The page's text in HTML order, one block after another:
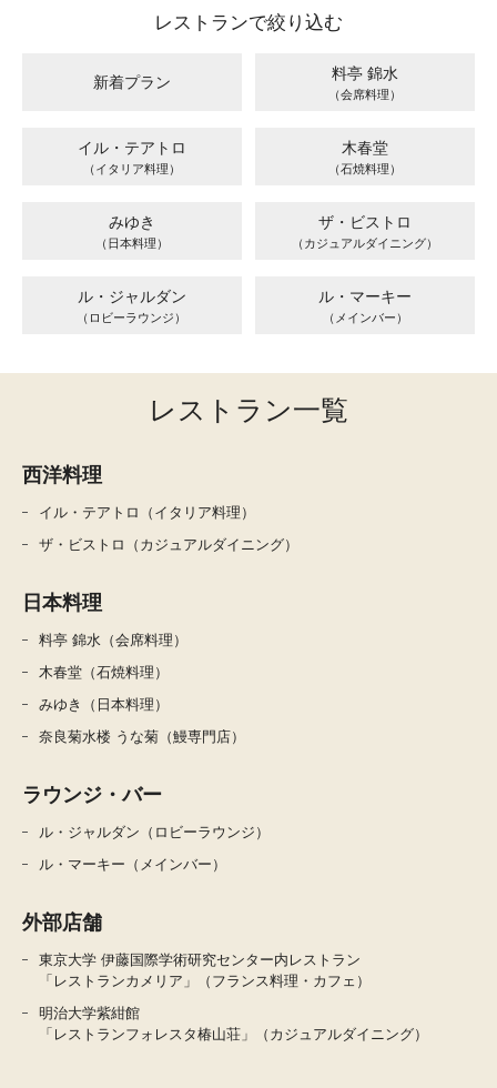
レストランで絞り込む
新着プラン
料亭 錦水
（会席料理）
イル・テアトロ
（イタリア料理）
木春堂
（石焼料理）
みゆき
（日本料理）
ザ・ビストロ
（カジュアルダイニング）
ル・ジャルダン
（ロビーラウンジ）
ル・マーキー
（メインバー）
レストラン一覧
西洋料理
イル・テアトロ（イタリア料理）
ザ・ビストロ（カジュアルダイニング）
日本料理
料亭 錦水（会席料理）
木春堂（石焼料理）
みゆき（日本料理）
奈良菊水楼 うな菊（鰻専門店）
ラウンジ・バー
ル・ジャルダン（ロビーラウンジ）
ル・マーキー（メインバー）
外部店舗
東京大学 伊藤国際学術研究センター内レストラン
「レストランカメリア」（フランス料理・カフェ）
明治大学紫紺館
「レストランフォレスタ椿山荘」（カジュアルダイニング）